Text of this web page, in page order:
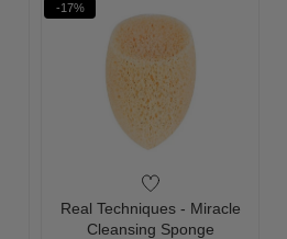
-17%
Real Techniques - Miracle
Cleansing Sponge